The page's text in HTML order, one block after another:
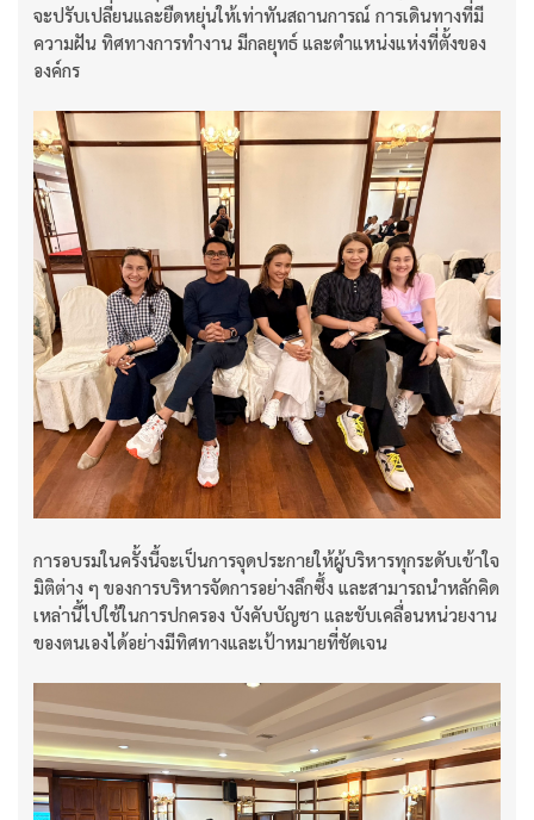
จะปรับเปลี่ยนและยืดหยุ่นให้เท่าทันสถานการณ์ การเดินทางที่มี
ความฝัน ทิศทางการทำงาน มีกลยุทธ์ และตำแหน่งแห่งที่ตั้งของ
องค์กร
การอบรมในครั้งนี้จะเป็นการจุดประกายให้ผู้บริหารทุกระดับเข้าใจ
มิติต่าง ๆ ของการบริหารจัดการอย่างลึกซึ้ง และสามารถนำหลักคิด
เหล่านี้ไปใช้ในการปกครอง บังคับบัญชา และขับเคลื่อนหน่วยงาน
ของตนเองได้อย่างมีทิศทางและเป้าหมายที่ชัดเจน